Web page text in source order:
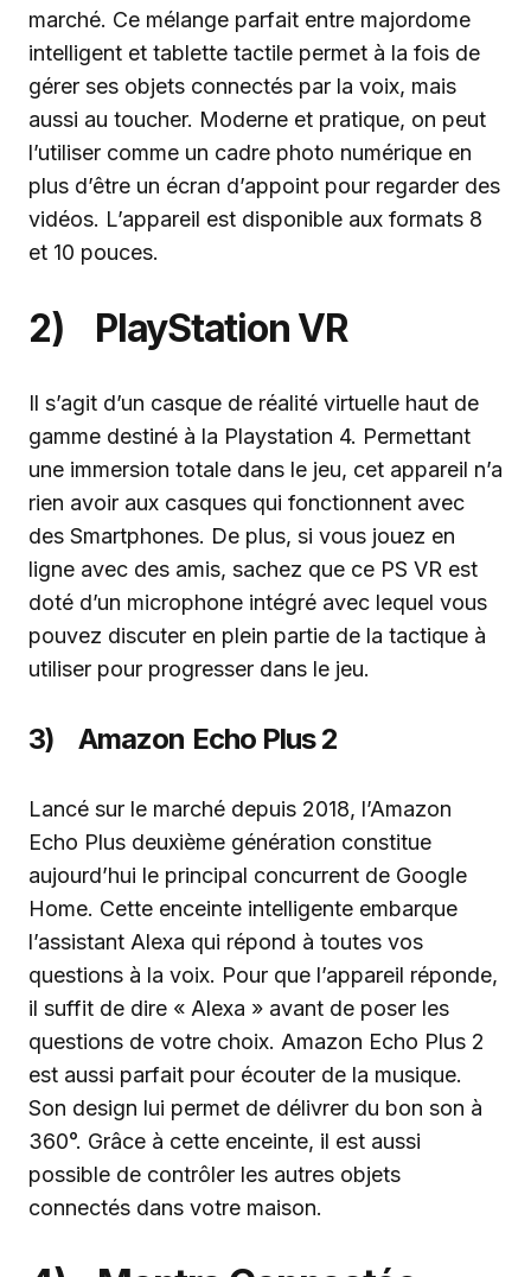
marché. Ce mélange parfait entre majordome
intelligent et tablette tactile permet à la fois de
gérer ses objets connectés par la voix, mais
aussi au toucher. Moderne et pratique, on peut
l’utiliser comme un cadre photo numérique en
plus d’être un écran d’appoint pour regarder des
vidéos. L’appareil est disponible aux formats 8
et 10 pouces.
2) PlayStation VR
Il s’agit d’un casque de réalité virtuelle haut de
gamme destiné à la Playstation 4. Permettant
une immersion totale dans le jeu, cet appareil n’a
rien avoir aux casques qui fonctionnent avec
des Smartphones. De plus, si vous jouez en
ligne avec des amis, sachez que ce PS VR est
doté d’un microphone intégré avec lequel vous
pouvez discuter en plein partie de la tactique à
utiliser pour progresser dans le jeu.
3) Amazon Echo Plus 2
Lancé sur le marché depuis 2018, l’Amazon
Echo Plus deuxième génération constitue
aujourd’hui le principal concurrent de Google
Home. Cette enceinte intelligente embarque
l’assistant Alexa qui répond à toutes vos
questions à la voix. Pour que l’appareil réponde,
il suffit de dire « Alexa » avant de poser les
questions de votre choix. Amazon Echo Plus 2
est aussi parfait pour écouter de la musique.
Son design lui permet de délivrer du bon son à
360°. Grâce à cette enceinte, il est aussi
possible de contrôler les autres objets
connectés dans votre maison.